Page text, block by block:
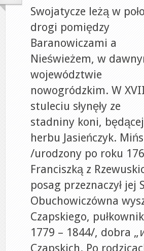
Swojatycze leżą w
drogi pomiędzy
Baranowiczami a
Nieświeżem, w
województwie
nowogródzkim. W
stuleciu słynęły ze
stadniny koni,
herbu Jasieńczyk.
/urodzony po roku
Franciszką z
posag przeznaczył jej
Obuchowiczówna
Czapskiego,
1779 – 1844/, dobra „
Czapskich. Po